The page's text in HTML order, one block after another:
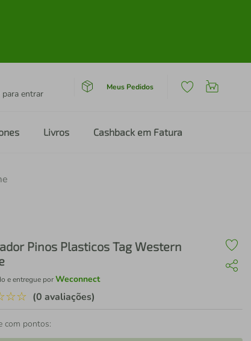
para entrar
Meus Pedidos
Livros Cashback em Fatura
Pinos Plasticos Tag Western
e entregue porWeconnect
☆☆ (0 avaliações)
com pontos: